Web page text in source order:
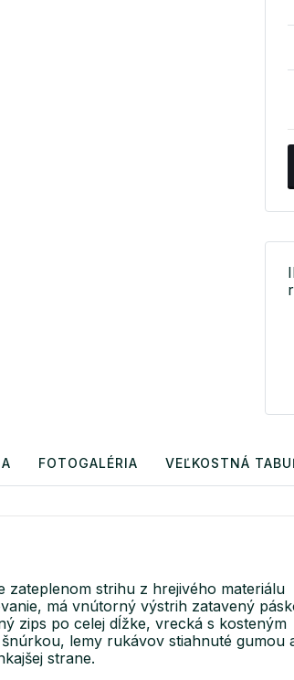
FOTOGALÉRIA VEĽKOSTNÁ
zateplenom strihu z hrejivého materiálu
má vnútorný výstrih zatavený
zips po celej dĺžke, vrecká s kosteným
lemy rukávov stiahnuté gumou
strane.